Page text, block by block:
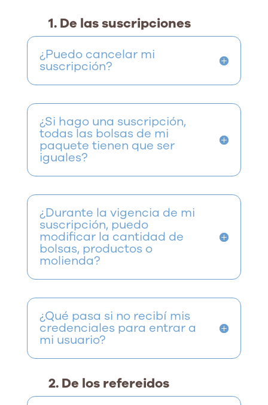
1. De las suscripciones
¿Puedo cancelar mi
suscripción?
¿Si hago una suscripción,
todas las bolsas de mi
paquete tienen que ser
iguales?
¿Durante la vigencia de mi
suscripción, puedo
modificar la cantidad de
bolsas, productos o
molienda?
¿Qué pasa si no recibí mis
credenciales para entrar a
mi usuario?
2. De los refereidos